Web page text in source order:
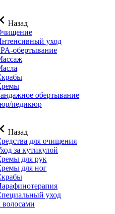
Назад
уход
обертывание
обертывание
педикюр
Назад
для очищения
за кутикулой
для рук
для ног
уход
волосами